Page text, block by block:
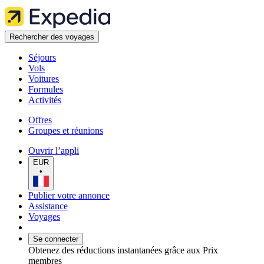
Rechercher des voyages
Séjours
Vols
Voitures
Formules
Activités
Offres
Groupes et réunions
Ouvrir l’appli
EUR
•
Publier votre annonce
Assistance
Voyages
Se connecter
Obtenez des réductions instantanées grâce aux Prix
membres